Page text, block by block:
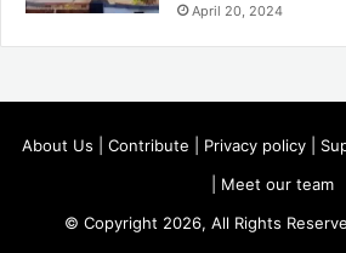
April 20, 2024
About Us Contribute Privacy policy|
Meet our team
© Copyright 2026, All Rights